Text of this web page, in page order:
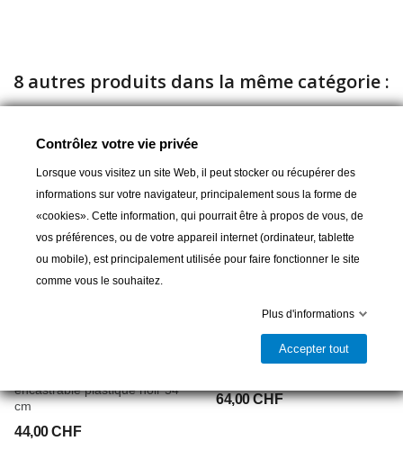
8 autres produits dans la même catégorie :
encastrable plastique noir 54
cm
44,00 CHF
FORESTI & SUARDI
Feu babord laiton chromé
64,00 CHF
Contrôlez votre vie privée
Lorsque vous visitez un site Web, il peut stocker ou récupérer des
informations sur votre navigateur, principalement sous la forme de
«cookies». Cette information, qui pourrait être à propos de vous, de
vos préférences, ou de votre appareil internet (ordinateur, tablette
ou mobile), est principalement utilisée pour faire fonctionner le site
comme vous le souhaitez.
Plus d'informations
Accepter tout